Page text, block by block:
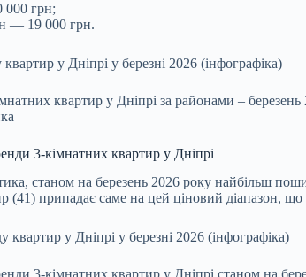
грн;
— 19 000 грн.
квартир у Дніпрі за районами – березень
3-кімнатних квартир у Дніпрі
станом на березень 2026 року найбільш
(41) припадає саме на цей ціновий діапазон,
3-кімнатних квартир у Дніпрі станом на